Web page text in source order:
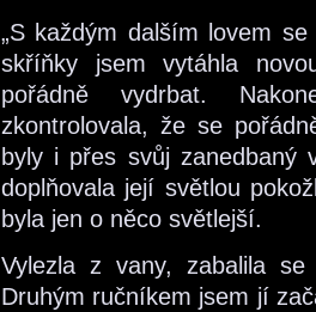
„S každým dalším lovem
skříňky jsem vytáhla
pořádně vydrbat.
zkontrolovala, že se
byly i přes svůj zanedbaný
doplňovala její světlou
byla jen o něco světlejší.
Vylezla z vany, zabalila
Druhým ručníkem jsem jí